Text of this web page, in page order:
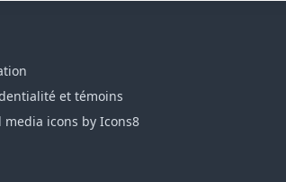
et témoins
icons by Icons8